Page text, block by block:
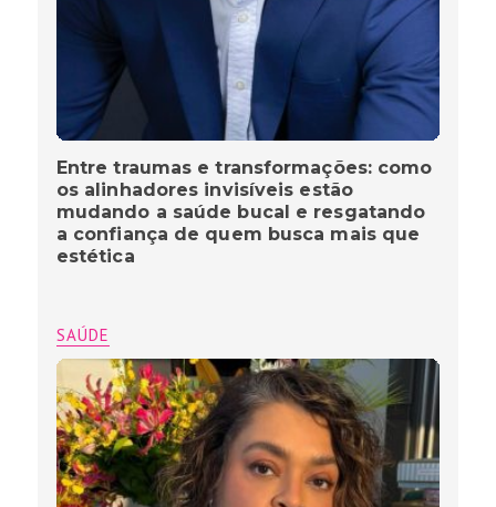
Entre traumas e transformações: como
os alinhadores invisíveis estão
mudando a saúde bucal e resgatando
a confiança de quem busca mais que
estética
SAÚDE